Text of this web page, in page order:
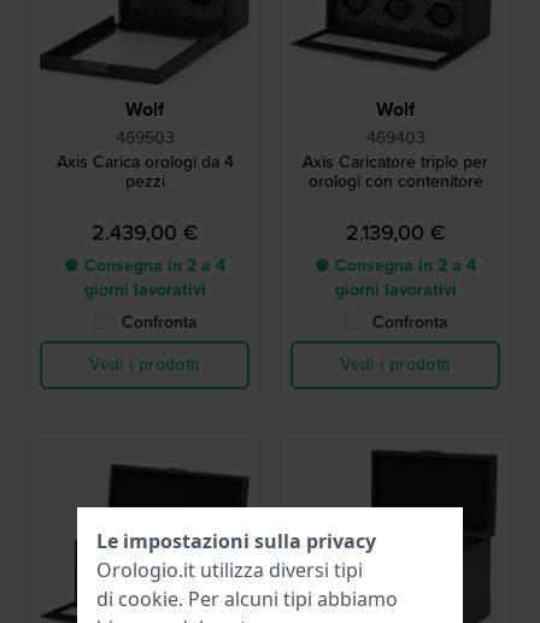
Wolf
469503
Axis Carica orologi da 4
pezzi
2.439,00 €
● Consegna in 2 a 4
giorni lavorativi
Confronta
Vedi i prodotti
Wolf
469403
Axis Caricatore triplo per
orologi con contenitore
2.139,00 €
● Consegna in 2 a 4
giorni lavorativi
Confronta
Vedi i prodotti
Le impostazioni sulla privacy
Orologio.it utilizza diversi tipi
di cookie. Per alcuni tipi abbiamo